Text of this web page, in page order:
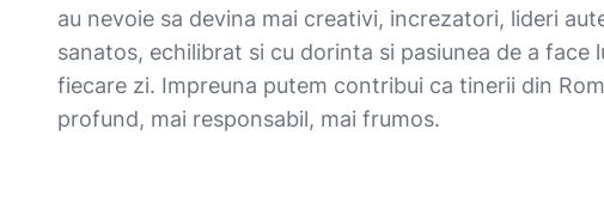
au nevoie sa devina mai creativi, increzatori, lideri
sanatos, echilibrat si cu dorinta si pasiunea de a face
fiecare zi. Impreuna putem contribui ca tinerii din
profund, mai responsabil, mai frumos.